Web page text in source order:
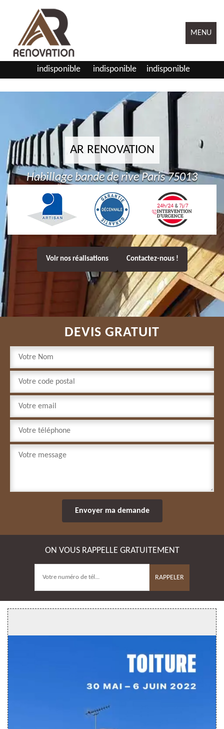
MENU
indisponible indisponible indisponible
AR RENOVATION
Habillage bande de rive Paris 75013
Voir nos réalisations Contactez-nous !
DEVIS GRATUIT
ON VOUS RAPPELLE GRATUITEMENT